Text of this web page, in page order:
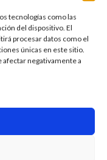
tecnologías como las
del dispositivo. El
procesar datos como el
únicas en este sitio.
negativamente a
2018